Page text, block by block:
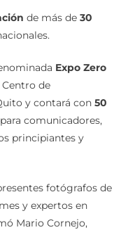
de más de 30
Expo Zero
Centro de
y contará con 50
para comunicadores,
principiantes y
fotógrafos de
y expertos en
Mario Cornejo,